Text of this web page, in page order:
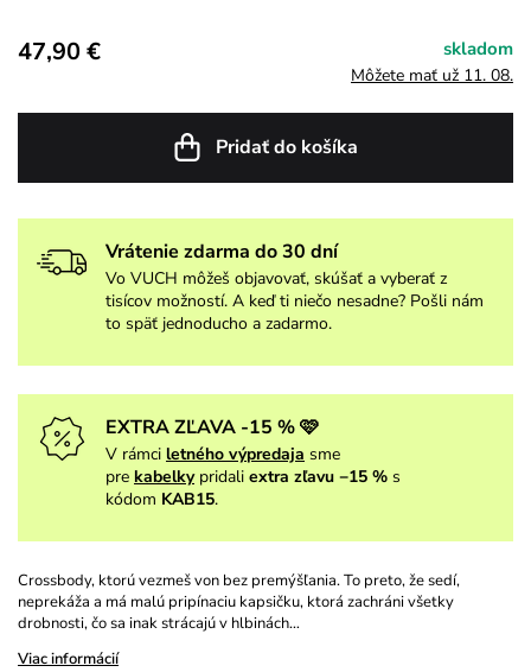
47,90 € skladom
Môžete mať už 11. 08.
Pridať do košíka
Vrátenie zdarma do 30 dní
Vo VUCH môžeš objavovať, skúšať a vyberať z
tisícov možností. A keď ti niečo nesadne? Pošli nám
to späť jednoducho a zadarmo.
EXTRA ZĽAVA -15 % 🩷
V rámci letného výpredaja sme
pre kabelky pridali extra zľavu −15 % s
kódom KAB15.
Crossbody, ktorú vezmeš von bez premýšľania. To preto, že sedí,
neprekáža a má malú pripínaciu kapsičku, ktorá zachráni všetky
drobnosti, čo sa inak strácajú v hlbinách…
Viac informácií